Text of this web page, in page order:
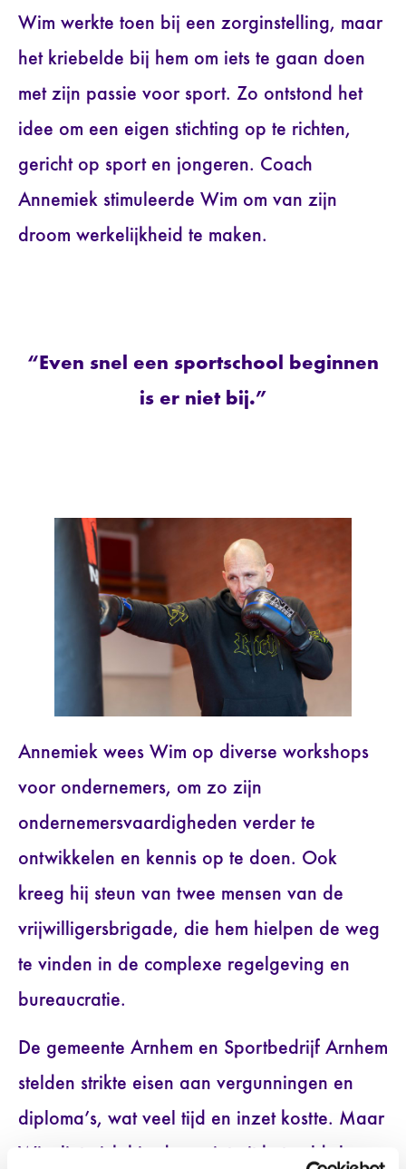
Wim werkte toen bij een zorginstelling, maar
het kriebelde bij hem om iets te gaan doen
met zijn passie voor sport. Zo ontstond het
idee om een eigen stichting op te richten,
gericht op sport en jongeren. Coach
Annemiek stimuleerde Wim om van zijn
droom werkelijkheid te maken.
“Even snel een sportschool beginnen
is er niet bij.”
Annemiek wees Wim op diverse workshops
voor ondernemers, om zo zijn
ondernemersvaardigheden verder te
ontwikkelen en kennis op te doen. Ook
kreeg hij steun van twee mensen van de
vrijwilligersbrigade, die hem hielpen de weg
te vinden in de complexe regelgeving en
bureaucratie.
De gemeente Arnhem en Sportbedrijf Arnhem
stelden strikte eisen aan vergunningen en
diploma’s, wat veel tijd en inzet kostte. Maar